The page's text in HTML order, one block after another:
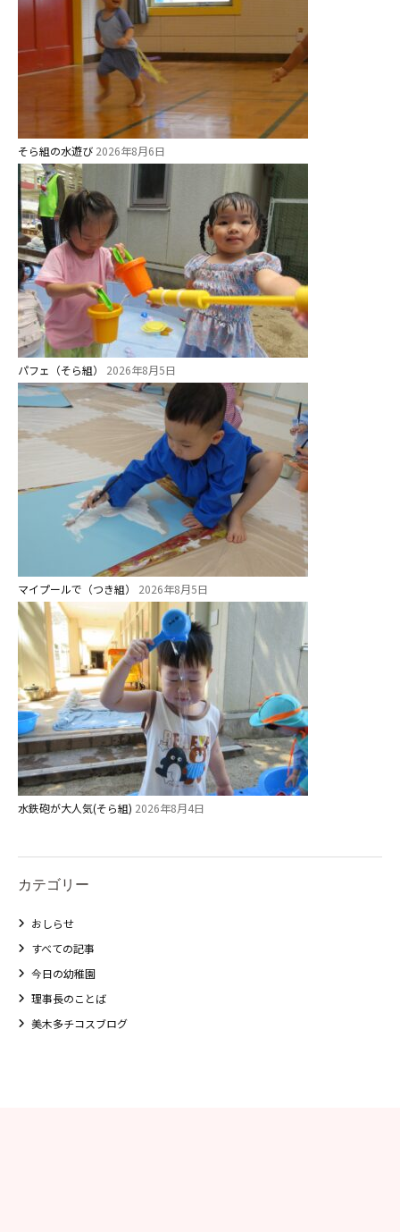
そら組の水遊び 2026年8月6日
パフェ（そら組） 2026年8月5日
マイプールで（つき組） 2026年8月5日
水鉄砲が大人気(そら組) 2026年8月4日
カテゴリー
おしらせ
すべての記事
今日の幼稚園
理事長のことば
美木多チコスブログ